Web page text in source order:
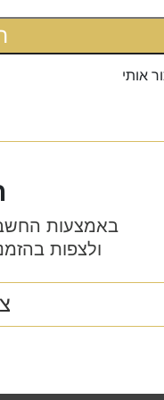
אותי
באמצעות
ולצפות